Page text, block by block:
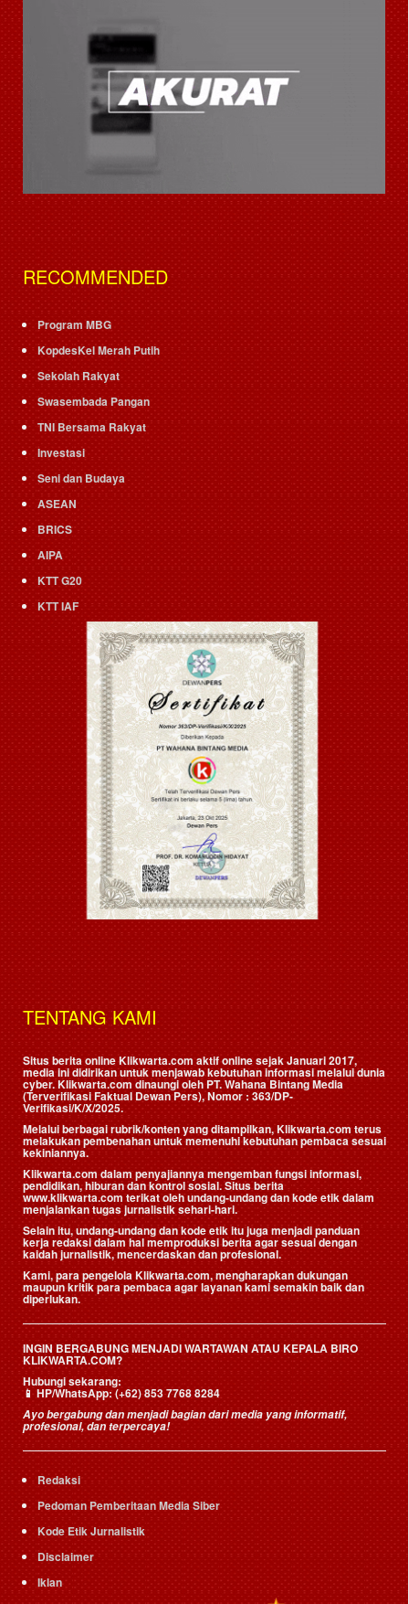
RECOMMENDED
Program MBG
KopdesKel Merah Putih
Sekolah Rakyat
Swasembada Pangan
TNI Bersama Rakyat
Investasi
Seni dan Budaya
ASEAN
BRICS
AIPA
KTT G20
KTT IAF
TENTANG KAMI
Situs berita online Klikwarta.com aktif online sejak Januari 2017,
media ini didirikan untuk menjawab kebutuhan informasi melalui dunia
cyber. Klikwarta.com dinaungi oleh PT. Wahana Bintang Media
(Terverifikasi Faktual Dewan Pers), Nomor : 363/DP-
Verifikasi/K/X/2025.
Melalui berbagai rubrik/konten yang ditampilkan, Klikwarta.com terus
melakukan pembenahan untuk memenuhi kebutuhan pembaca sesuai
kekiniannya.
Klikwarta.com dalam penyajiannya mengemban fungsi informasi,
pendidikan, hiburan dan kontrol sosial. Situs berita
www.klikwarta.com terikat oleh undang-undang dan kode etik dalam
menjalankan tugas jurnalistik sehari-hari.
Selain itu, undang-undang dan kode etik itu juga menjadi panduan
kerja redaksi dalam hal memproduksi berita agar sesuai dengan
kaidah jurnalistik, mencerdaskan dan profesional.
Kami, para pengelola Klikwarta.com, mengharapkan dukungan
maupun kritik para pembaca agar layanan kami semakin baik dan
diperlukan.
INGIN BERGABUNG MENJADI WARTAWAN ATAU KEPALA BIRO
KLIKWARTA.COM?
Hubungi sekarang:
📱HP/WhatsApp:(+62) 853 7768 8284
Ayo bergabung dan menjadi bagian dari media yang informatif,
profesional, dan terpercaya!
Redaksi
Pedoman Pemberitaan Media Siber
Kode Etik Jurnalistik
Disclaimer
Iklan